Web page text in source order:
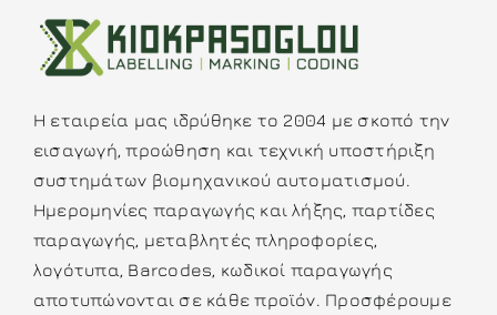
Η εταιρεία μας ιδρύθηκε το 2004 με σκοπό την
εισαγωγή, προώθηση και τεχνική υποστήριξη
συστημάτων βιομηχανικού αυτοματισμού.
Ημερομηνίες παραγωγής και λήξης, παρτίδες
παραγωγής, μεταβλητές πληροφορίες,
λογότυπα, Barcodes, κωδικοί παραγωγής
αποτυπώνονται σε κάθε προϊόν. Προσφέρουμε